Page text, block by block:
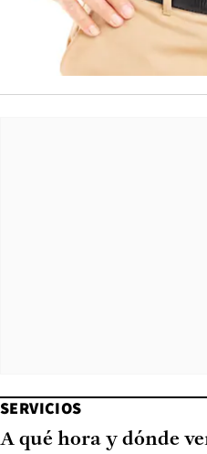
SERVICIOS
A qué hora y dónde